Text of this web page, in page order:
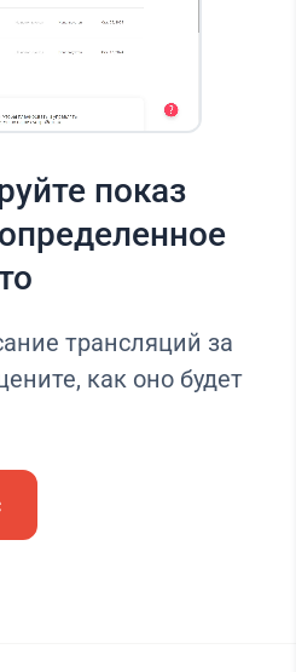
показ
трансляций за
как оно будет